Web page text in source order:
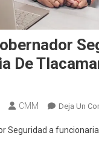
De
CMM Deja Un
Seguridad a